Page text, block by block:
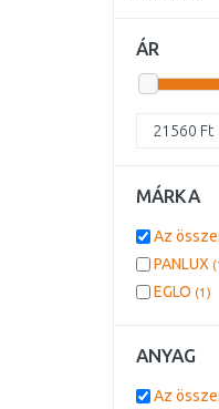
ÁR
21560 Ft
MÁRKA
Az
PANLUX
EGLO (1)
ANYAG
Az